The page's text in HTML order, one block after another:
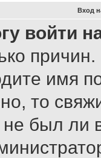
Вход
войти
имя
то
был ли